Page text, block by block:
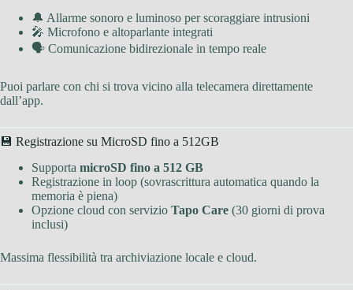
🔔 Allarme sonoro e luminoso per scoraggiare intrusioni
🎤 Microfono e altoparlante integrati
🗣 Comunicazione bidirezionale in tempo reale
Puoi parlare con chi si trova vicino alla telecamera direttamente
dall’app.
💾 Registrazione su MicroSD fino a 512GB
Supporta microSD fino a 512 GB
Registrazione in loop (sovrascrittura automatica quando la
memoria è piena)
Opzione cloud con servizio Tapo Care (30 giorni di prova
inclusi)
Massima flessibilità tra archiviazione locale e cloud.